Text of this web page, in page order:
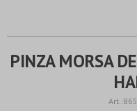
PINZA MORSA